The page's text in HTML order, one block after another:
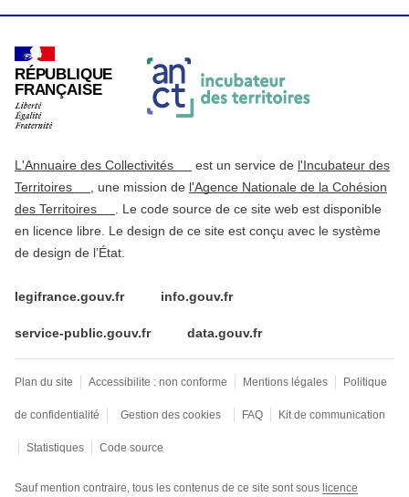
RÉPUBLIQUE
FRANÇAISE
L'Annuaire des Collectivités est un service de l'Incubateur des
Territoires
, une mission de l'Agence Nationale de la Cohésion
des Territoires
. Le code source de ce site web est disponible
en licence libre. Le design de ce site est conçu avec le système
de design de l’État.
legifrance.gouv.fr info.gouv.fr
service-public.gouv.fr data.gouv.fr
Plan du site Accessibilite : non conforme Mentions légales Politique
de confidentialité Gestion des cookies FAQ Kit de communication
Statistiques Code source
Sauf mention contraire, tous les contenus de ce site sont sous licence